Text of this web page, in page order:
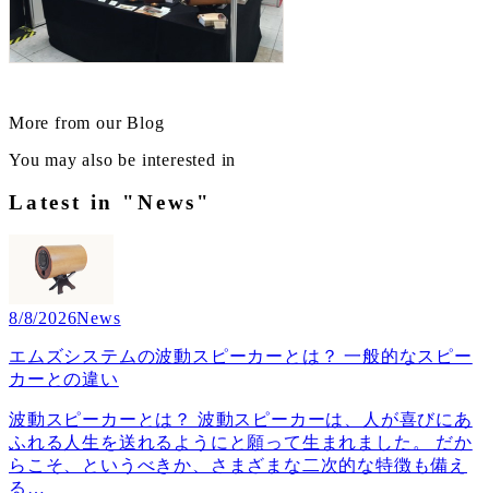
More from our Blog
You may also be interested in
Latest in "News"
8/8/2026News
エムズシステムの波動スピーカーとは？ 一般的なスピー
カーとの違い
波動スピーカーとは？ 波動スピーカーは、人が喜びにあ
ふれる人生を送れるようにと願って生まれました。 だか
らこそ、というべきか、さまざまな二次的な特徴も備え
る …